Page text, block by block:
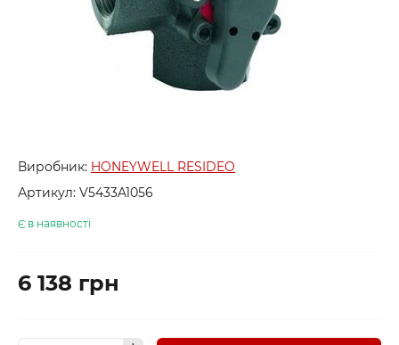
Виробник: HONEYWELL RESIDEO
Артикул: V5433A1056
Є в наявності
6 138 грн